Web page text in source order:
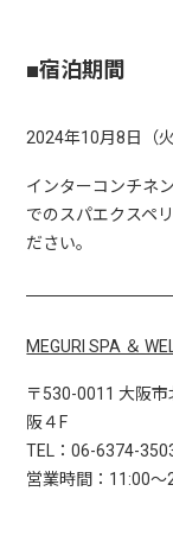
■宿泊期間
2024年10月8日（
インターコンチネ
でのスパエクスペ
ださい。
MEGURI SPA ＆
〒530-0011 大阪
阪４F
TEL：06-6374-
営業時間：11:00～